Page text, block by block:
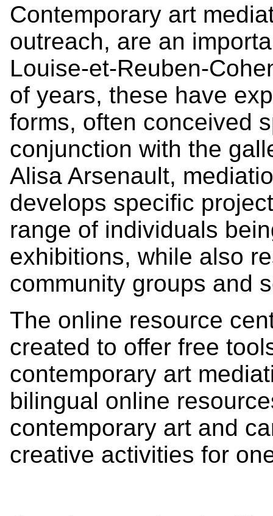
Contemporary art
outreach, are an
Louise-et-Reuben-
of years, these have
forms, often conceived
conjunction with the
Alisa Arsenault,
develops specific
range of individuals
exhibitions, while also
community groups and
The online resource
created to offer free
contemporary art
bilingual online
contemporary art and
creative activities for